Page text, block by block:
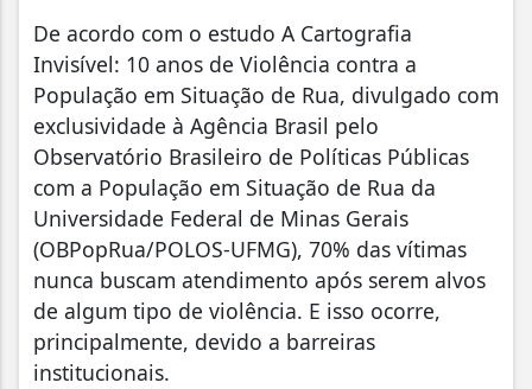
De acordo com o estudo A Cartografia
Invisível: 10 anos de Violência contra a
População em Situação de Rua, divulgado com
exclusividade à Agência Brasil pelo
Observatório Brasileiro de Políticas Públicas
com a População em Situação de Rua da
Universidade Federal de Minas Gerais
(OBPopRua/POLOS-UFMG), 70% das vítimas
nunca buscam atendimento após serem alvos
de algum tipo de violência. E isso ocorre,
principalmente, devido a barreiras
institucionais.